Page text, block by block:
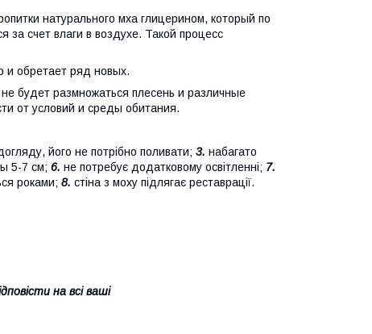
натурального мха глицерином, который по
за счет влаги в воздухе. Такой процесс
и обретает ряд новых.
будет размножаться плесень и различные
от условий и среды обитания.
його не потрібно поливати; 3. набагато
5-7 см; 6. не потребує додатковому освітленні; 7.
роками; 8. стіна з моху підлягає реставрації.
на всі ваші